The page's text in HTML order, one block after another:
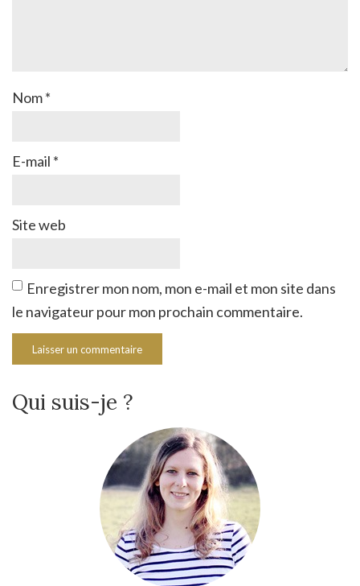
Nom*
E-mail *
Site web
Enregistrer mon nom, mon e-mail et mon site dans
le navigateur pour mon prochain commentaire.
Qui suis-je ?